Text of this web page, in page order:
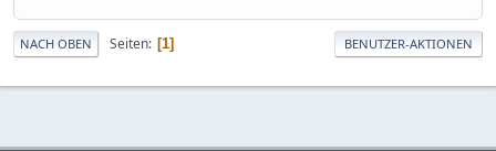
NACH OBEN Seiten 1 BENUTZER-AKTIONEN